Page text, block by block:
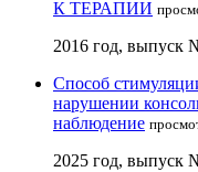
К ТЕРАПИИ
2016 год, выпуск
Способ
нарушении
наблюдение
2025 год, выпуск